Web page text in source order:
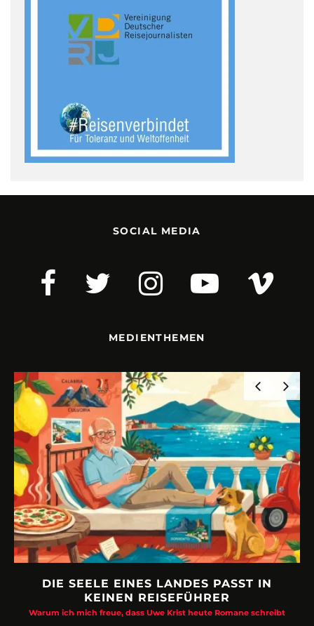
SOCIAL MEDIA
MEDIENTHEMEN
DIE SEELE EINES LANDES PASST IN
KEINEN REISEFÜHRER
Warum ich mich freue, dass Uwe Krist heute Romane schreibt